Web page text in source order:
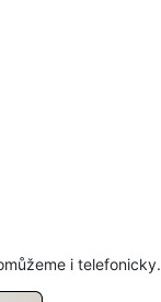
i telefonicky.